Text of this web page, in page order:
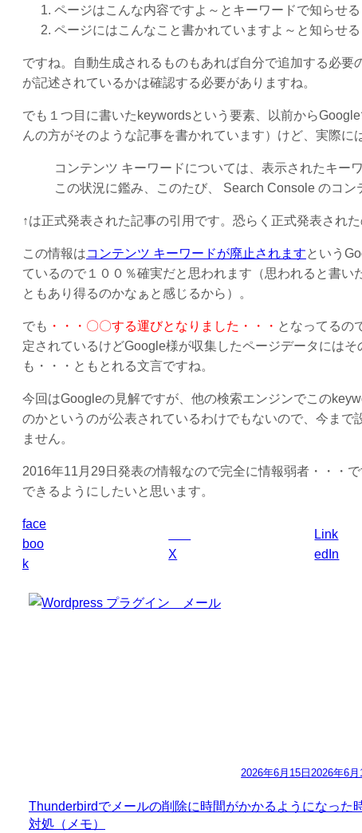
ページはこんな内容ですよ～とキーワードで知らせる
ページにはこんなこと書かれていますよ～と知らせる
ですね。自動生成されるものもあれば自分で追加する必
が記述されているかは確認する必要がありますね。
でも１つ目に書いたkeywordsという要素、以前から
んの方がそのような記事を書かれています）けど、実際に
コンテンツ キーワードについては、表示されたキー
この状況に鑑み、このたび、 Search Console のコ
↑は正式発表された記事の引用です。恐らく正式発表され
この情報はコンテンツ キーワードが廃止されますという
ているので１００％確実だと思われます（思われると書
ともあり得るのかなぁと感じるから）。
でも ・・・〇〇する運びとなりました・・・ となってるの
定されているけどGoogle様が収集したページデータには
も・・・ともとれる文言ですね。
今回はGoogleの見解ですが、他の検索エンジンでこの
のかというのが公表されているわけでもないので、今ま
ません。
2016年11月29日発表の情報なので完全に情報弱者・・・
できるようにしたいと思います。
face
boo
k
X
Link
edIn
2026年6月15日2026年6月
Thunderbirdでメールの削除に時間がかかるようになった
対処（メモ）